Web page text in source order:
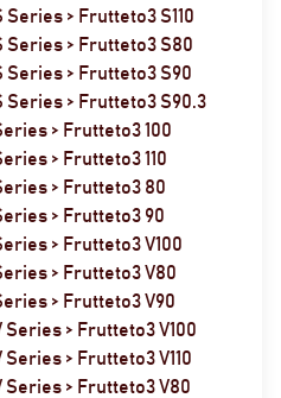
> Frutteto3 S110
Series > Frutteto3 S80
Series > Frutteto3 S90
Series > Frutteto3 S90.3
> Frutteto3 100
> Frutteto3 110
> Frutteto3 80
> Frutteto3 90
> Frutteto3 V100
> Frutteto3 V80
> Frutteto3 V90
> Frutteto3 V100
> Frutteto3 V110
Series > Frutteto3 V80